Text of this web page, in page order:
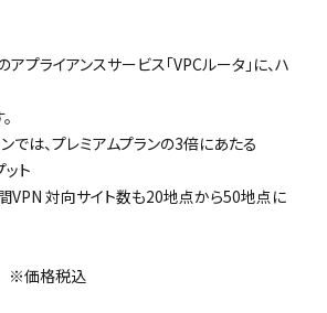
プライアンスサービス「VPCルータ」に、ハ
は、プレミアムプランの3倍にあたる
ト
対向サイト数も20地点から50地点に
※価格税込